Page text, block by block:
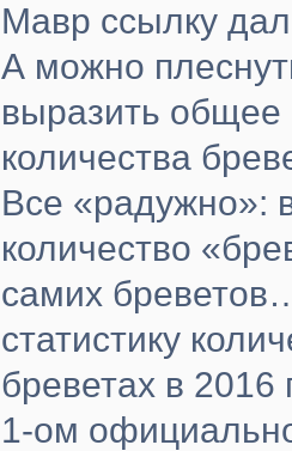
Мавр ссылку
А можно
выразить общее
количества
Все «радужно»:
количество
самих
статистику
бреветах в
1-ом